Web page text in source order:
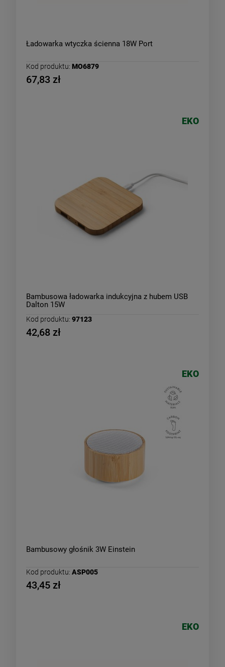
Ładowarka wtyczka ścienna 18W Port
Kod produktu: MO6879
67,83 zł
Bambusowa ładowarka indukcyjna z hubem USB
Dalton 15W
Kod produktu: 97123
42,68 zł
EKO
Bambusowy głośnik 3W Einstein
Kod produktu: ASP005
43,45 zł
EKO
EKO